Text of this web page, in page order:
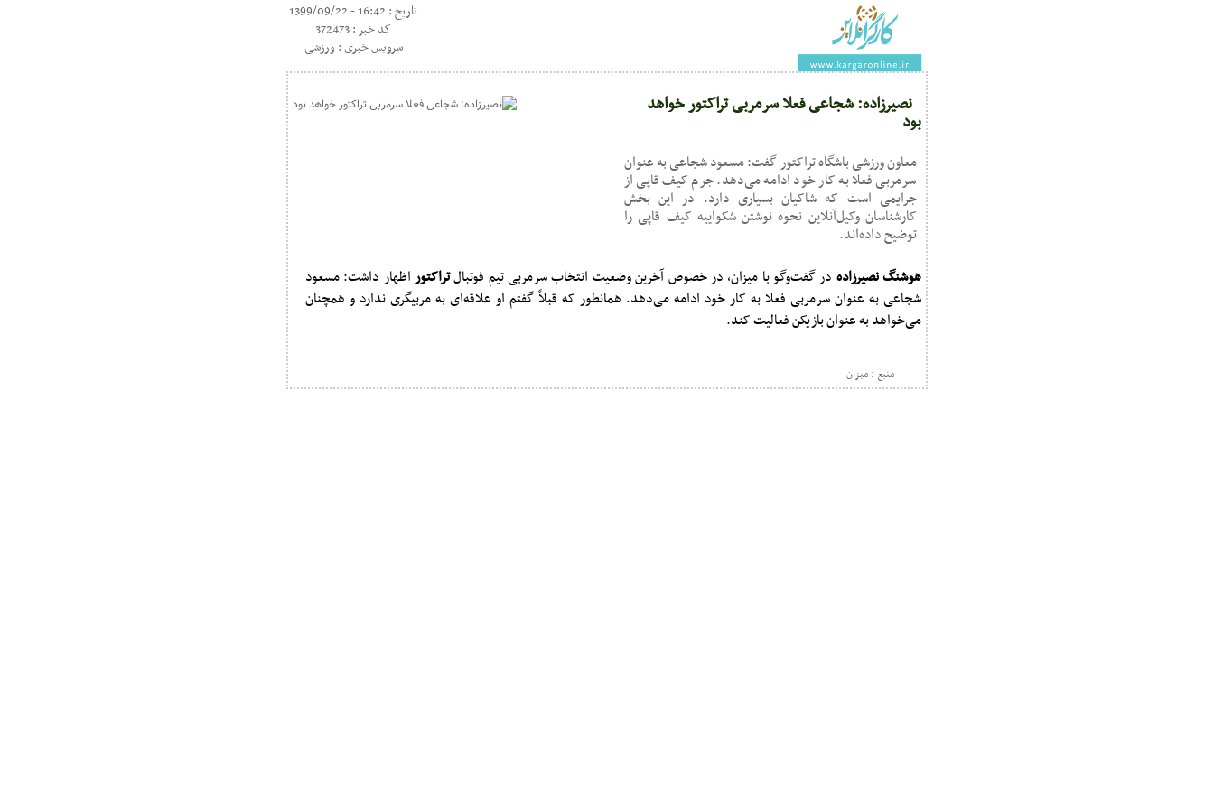
تاریخ : 16:42 - 1399/09/22
کد خبر : 372473
سرویس خبری : ورزشی
نصیرزاده: شجاعی فعلا سرمربی تراکتور خواهد
بود
معاون ورزشی باشگاه تراکتور گفت: مسعود شجاعی به عنوان
سرمربی فعلا به کار خود ادامه می‌دهد. جرم کیف قاپی از
جرایمی است که شاکیان بسیاری دارد. در این بخش
کارشناسان وکیل‌آنلاین نحوه نوشتن شکواییه کیف قاپی را
توضیح داده‌اند.
هوشنگ نصیرزاده در گفت‌وگو با میزان، در خصوص آخرین وضعیت انتخاب سرمربی تیم فوتبالتراکتور اظهار داشت: مسعود
شجاعی به عنوان سرمربی فعلا به کار خود ادامه می‌دهد. همانطور که قبلاً گفتم او علاقه‌ای به مربیگری ندارد و همچنان
می‌خواهد به عنوان بازیکن فعالیت کند.
منبع : میزان